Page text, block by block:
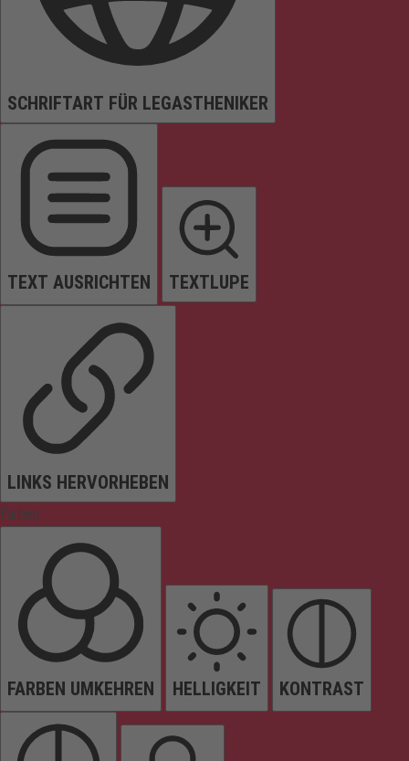
SCHRIFTART FÜR LEGASTHENIKER
TEXT AUSRICHTEN TEXTLUPE
LINKS HERVORHEBEN
Farben
FARBEN UMKEHREN HELLIGKEIT KONTRAST